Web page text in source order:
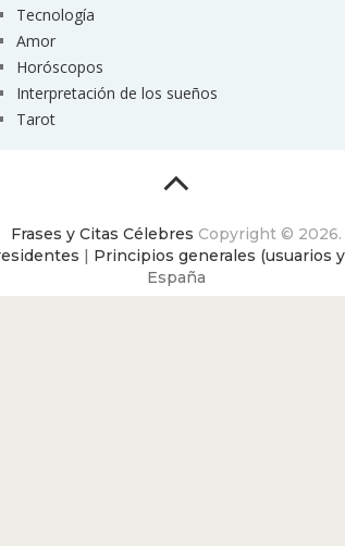
Tecnología
Amor
Horóscopos
Interpretación de los sueños
Tarot
Frases y Citas Célebres Copyright © 2026.
| Principios generales (usuarios
España